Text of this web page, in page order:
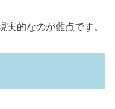
実的なのが難点です。